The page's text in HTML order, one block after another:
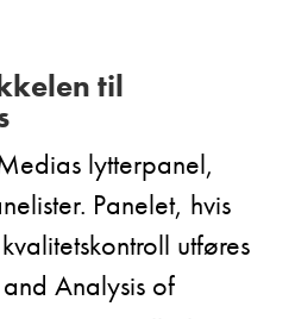
til
lytterpanel,
Panelet, hvis
utføres
Analysis of